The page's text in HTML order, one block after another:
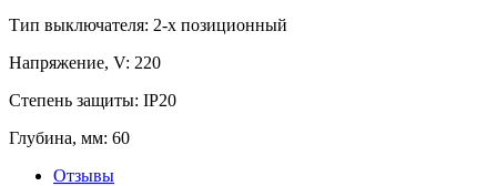
Тип выключателя: 2-х позиционный
Напряжение, V: 220
Степень защиты: IP20
Глубина, мм: 60
Отзывы